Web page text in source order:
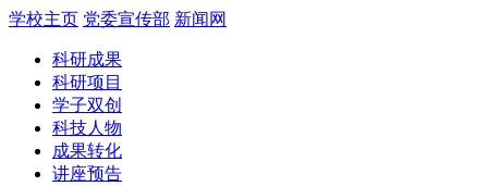
学校主页 党委宣传部 新闻网
科研成果
科研项目
学子双创
科技人物
成果转化
讲座预告